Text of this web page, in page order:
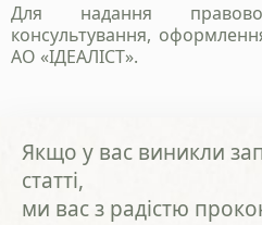
Для надання
консультування, оформлення
АО «ІДЕАЛІСТ».
Якщо у вас виникли
статті,
ми вас з радістю